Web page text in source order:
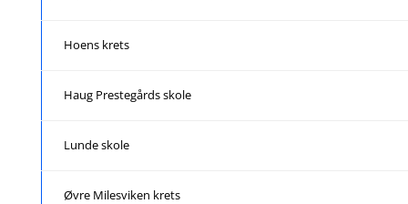
Hoens krets
Haug Prestegårds skole
Lunde skole
Øvre Milesviken krets